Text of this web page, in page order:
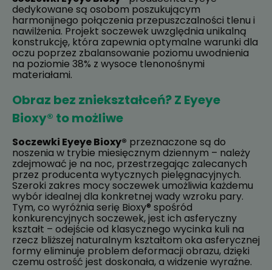
dedykowane są osobom poszukującym
harmonijnego połączenia przepuszczalności tlenu i
nawilżenia. Projekt soczewek uwzględnia unikalną
konstrukcję, która zapewnia optymalne warunki dla
oczu poprzez zbalansowanie poziomu uwodnienia
na poziomie 38% z wysoce tlenonośnymi
materiałami.
Obraz bez zniekształceń? Z Eyeye
Bioxy® to możliwe
Soczewki Eyeye Bioxy® przeznaczone są do
noszenia w trybie miesięcznym dziennym – należy
zdejmować je na noc, przestrzegając zalecanych
przez producenta wytycznych pielęgnacyjnych.
Szeroki zakres mocy soczewek umożliwia każdemu
wybór idealnej dla konkretnej wady wzroku pary.
Tym, co wyróżnia serię Bioxy® spośród
konkurencyjnych soczewek, jest ich asferyczny
kształt – odejście od klasycznego wycinka kuli na
rzecz bliższej naturalnym kształtom oka asferycznej
formy eliminuje problem deformacji obrazu, dzięki
czemu ostrość jest doskonała, a widzenie wyraźne.